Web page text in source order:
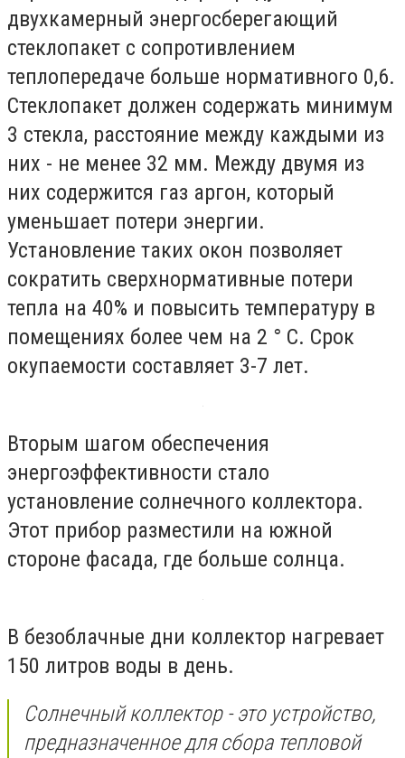
двухкамерный энергосберегающий
стеклопакет с сопротивлением
теплопередаче больше нормативного 0,6.
Стеклопакет должен содержать минимум
3 стекла, расстояние между каждыми из
них - не менее 32 мм. Между двумя из
них содержится газ аргон, который
уменьшает потери энергии.
Установление таких окон позволяет
сократить сверхнормативные потери
тепла на 40% и повысить температуру в
помещениях более чем на 2 ° С. Срок
окупаемости составляет 3-7 лет.
Вторым шагом обеспечения
энергоэффективности стало
установление солнечного коллектора.
Этот прибор разместили на южной
стороне фасада, где больше солнца.
В безоблачные дни коллектор нагревает
150 литров воды в день.
Солнечный коллектор - это устройство,
предназначенное для сбора тепловой